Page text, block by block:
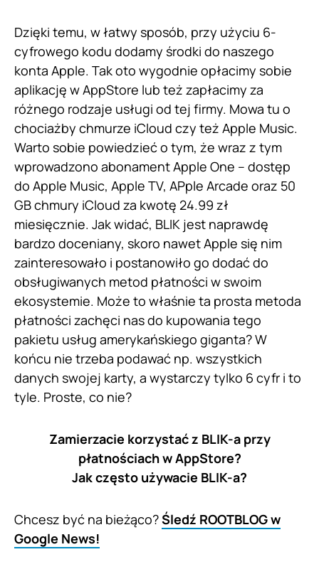
Dzięki temu, w łatwy sposób, przy użyciu 6-
cyfrowego kodu dodamy środki do naszego
konta Apple. Tak oto wygodnie opłacimy sobie
aplikację w AppStore lub też zapłacimy za
różnego rodzaje usługi od tej firmy. Mowa tu o
chociażby chmurze iCloud czy też Apple Music.
Warto sobie powiedzieć o tym, że wraz z tym
wprowadzono abonament Apple One – dostęp
do Apple Music, Apple TV, APple Arcade oraz 50
GB chmury iCloud za kwotę 24.99 zł
miesięcznie. Jak widać, BLIK jest naprawdę
bardzo doceniany, skoro nawet Apple się nim
zainteresowało i postanowiło go dodać do
obsługiwanych metod płatności w swoim
ekosystemie. Może to właśnie ta prosta metoda
płatności zachęci nas do kupowania tego
pakietu usług amerykańskiego giganta? W
końcu nie trzeba podawać np. wszystkich
danych swojej karty, a wystarczy tylko 6 cyfr i to
tyle. Proste, co nie?
Zamierzacie korzystać z BLIK-a przy
płatnościach w AppStore?
Jak często używacie BLIK-a?
Chcesz być na bieżąco?Śledź ROOTBLOG w
Google News!